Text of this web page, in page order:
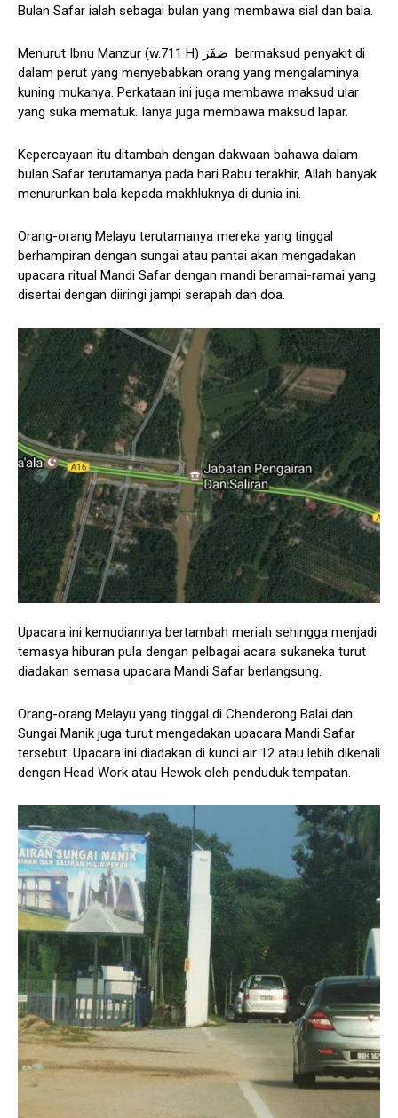
Bulan Safar ialah sebagai bulan yang membawa sial dan bala.
Menurut Ibnu Manzur (w.711 H) صَفَرَ bermaksud penyakit di
dalam perut yang menyebabkan orang yang mengalaminya
kuning mukanya. Perkataan ini juga membawa maksud ular
yang suka mematuk. Ianya juga membawa maksud lapar.
Kepercayaan itu ditambah dengan dakwaan bahawa dalam
bulan Safar terutamanya pada hari Rabu terakhir, Allah banyak
menurunkan bala kepada makhluknya di dunia ini.
Orang-orang Melayu terutamanya mereka yang tinggal
berhampiran dengan sungai atau pantai akan mengadakan
upacara ritual Mandi Safar dengan mandi beramai-ramai yang
disertai dengan diiringi jampi serapah dan doa.
Upacara ini kemudiannya bertambah meriah sehingga menjadi
temasya hiburan pula dengan pelbagai acara sukaneka turut
diadakan semasa upacara Mandi Safar berlangsung.
Orang-orang Melayu yang tinggal di Chenderong Balai dan
Sungai Manik juga turut mengadakan upacara Mandi Safar
tersebut. Upacara ini diadakan di kunci air 12 atau lebih dikenali
dengan Head Work atau Hewok oleh penduduk tempatan.